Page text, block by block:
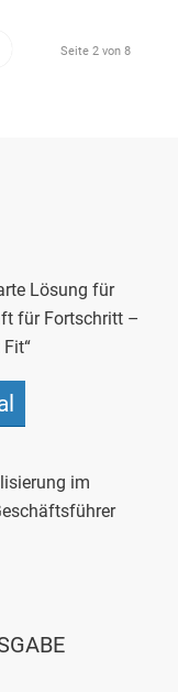
Seite 2 von 8
Lösung für
für Fortschritt –
im